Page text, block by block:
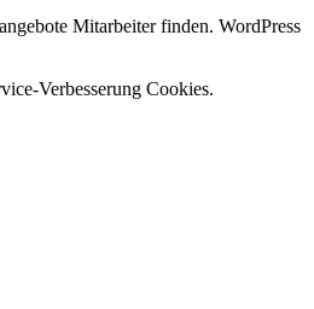
Mitarbeiter finden. WordPress
Verbesserung Cookies.